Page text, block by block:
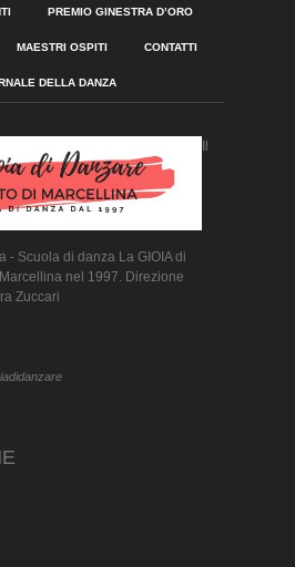
- Scuola di danza La GIOIA di
nel 1997. Direzione
Zuccari